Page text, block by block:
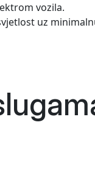
vozila.
uz